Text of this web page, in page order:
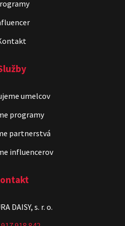
Juraj „ŠOKO”
StandupShow
umelcov
programy
partnerstvá
influencerov
DAISY, s. r. o.